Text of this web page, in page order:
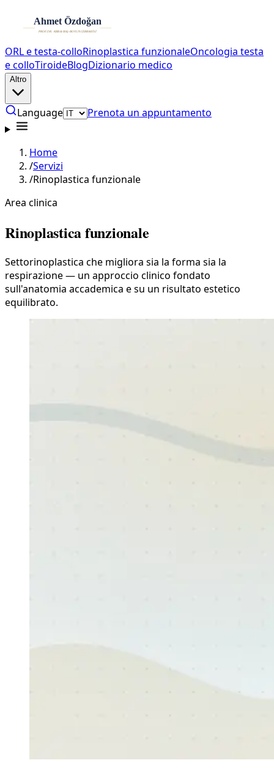
ORL e testa-colloRinoplastica funzionaleOncologia testa
e colloTiroideBlogDizionario medico
Altro
Language Prenota un appuntamento
Home
/Servizi
/Rinoplastica funzionale
Area clinica
Rinoplastica funzionale
Settorinoplastica che migliora sia la forma sia la
respirazione — un approccio clinico fondato
sull'anatomia accademica e su un risultato estetico
equilibrato.